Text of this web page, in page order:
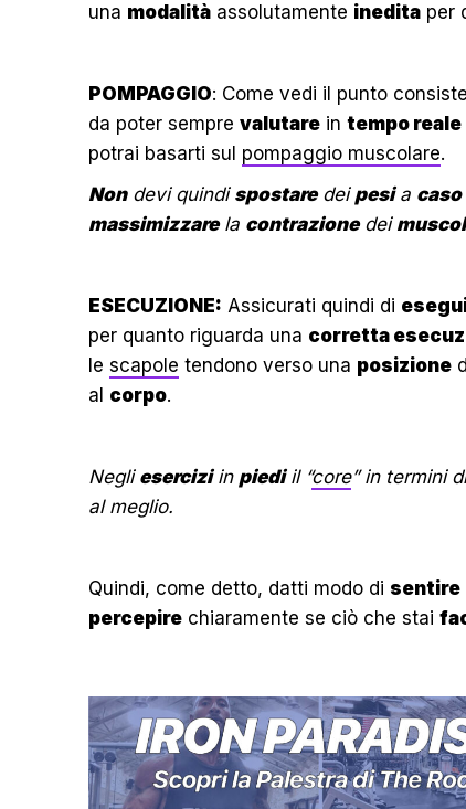
una modalità assolutamente inedita per
POMPAGGIO: Come vedi il punto
da poter sempre valutare in tempo
potrai basarti sul pompaggio muscolare.
Nondevi quindi spostaredei pesia caso
massimizzarela contrazionedei
ESECUZIONE: Assicurati quindi di
per quanto riguarda una corretta
le scapole tendono verso una posizione
al corpo.
Negli eserciziin piediil “core” in termini
al meglio.
Quindi, come detto, datti modo di sentire
percepire chiaramente se ciò che stai